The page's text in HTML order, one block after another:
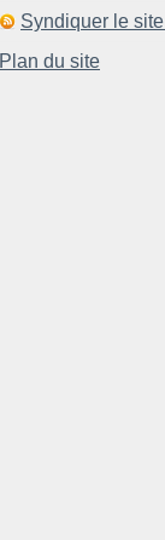
Syndiquer le
Plan du site